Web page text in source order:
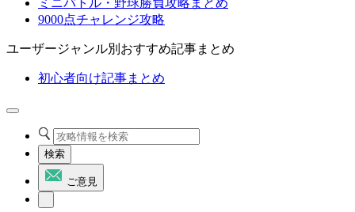
ミニバトル・野球勝負攻略まとめ
9000点チャレンジ攻略
ユーザージャンル別おすすめ記事まとめ
初心者向け記事まとめ
検索
ご意見